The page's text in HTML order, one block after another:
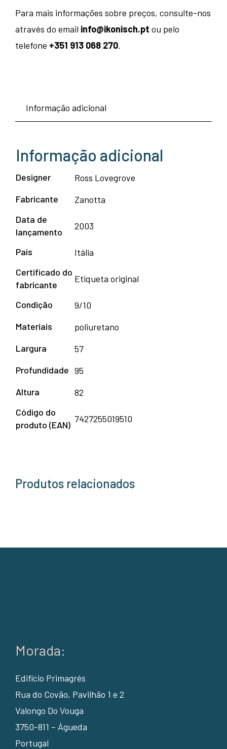
Para mais informações sobre preços, consulte-nos
através do email info@ikonisch.pt ou pelo
telefone +351 913 068 270.
Informação adicional
Informação adicional
Designer
Ross Lovegrove
Fabricante
Zanotta
Data de
lançamento
2003
País
Itália
Certificado do
fabricante
Etiqueta original
Condição
9/10
Materiais
poliuretano
Largura
57
Profundidade 95
Altura
82
Código do
produto (EAN)
7427255019510
Produtos relacionados
Morada:
Edifício Primagrés
Rua do Covão, Pavilhão 1 e 2
Valongo Do Vouga
3750-811 – Águeda
Portugal